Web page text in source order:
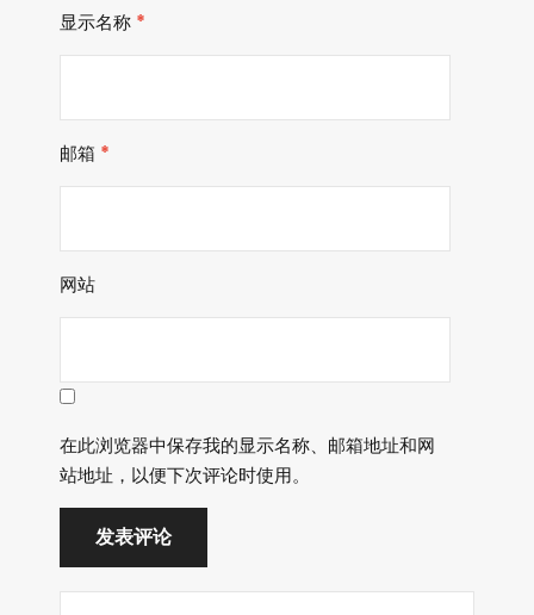
显示名称 *
邮箱 *
网站
在此浏览器中保存我的显示名称、邮箱地址和网
站地址，以便下次评论时使用。